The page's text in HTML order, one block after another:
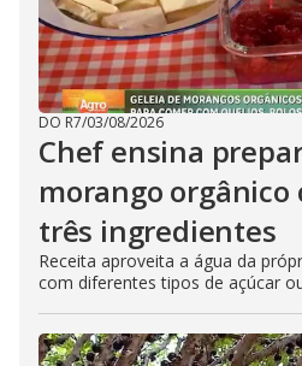
DO R7/03/08/2026
Chef ensina
morango orgânico
três ingredientes
Receita aproveita a água da
com diferentes tipos de açúcar